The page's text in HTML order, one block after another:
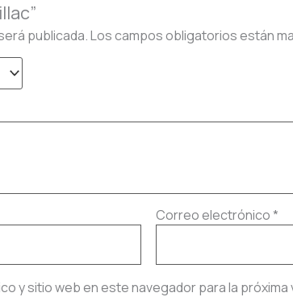
publicada. Los campos obligatorios están
Correo electrónico*
y sitio web en este navegador para la